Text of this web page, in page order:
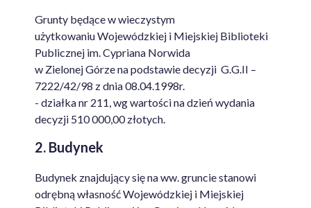
Grunty będące w wieczystym
użytkowaniu Wojewódzkiej i Miejskiej Biblioteki
Publicznej im. Cypriana Norwida
w Zielonej Górze na podstawie decyzji G.G.II –
7222/42/98 z dnia 08.04.1998r.
- działka nr 211, wg wartości na dzień wydania
decyzji 510 000,00 złotych.
2. Budynek
Budynek znajdujący się na ww. gruncie stanowi
odrębną własność Wojewódzkiej i Miejskiej